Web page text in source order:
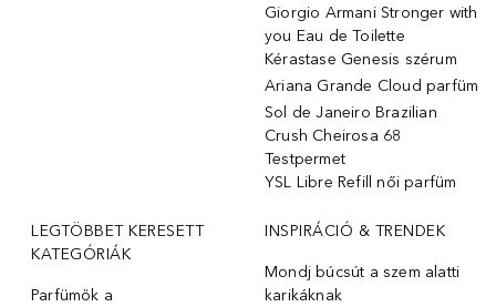
Giorgio Armani Stronger with
you Eau de Toilette
Kérastase Genesis szérum
Ariana Grande Cloud parfüm
Sol de Janeiro Brazilian
Crush Cheirosa 68
Testpermet
YSL Libre Refill női parfüm
LEGTÖBBET KERESETT
KATEGÓRIÁK
Parfümök ️a
INSPIRÁCIÓ & TRENDEK
Mondj búcsút a szem alatti
karikáknak